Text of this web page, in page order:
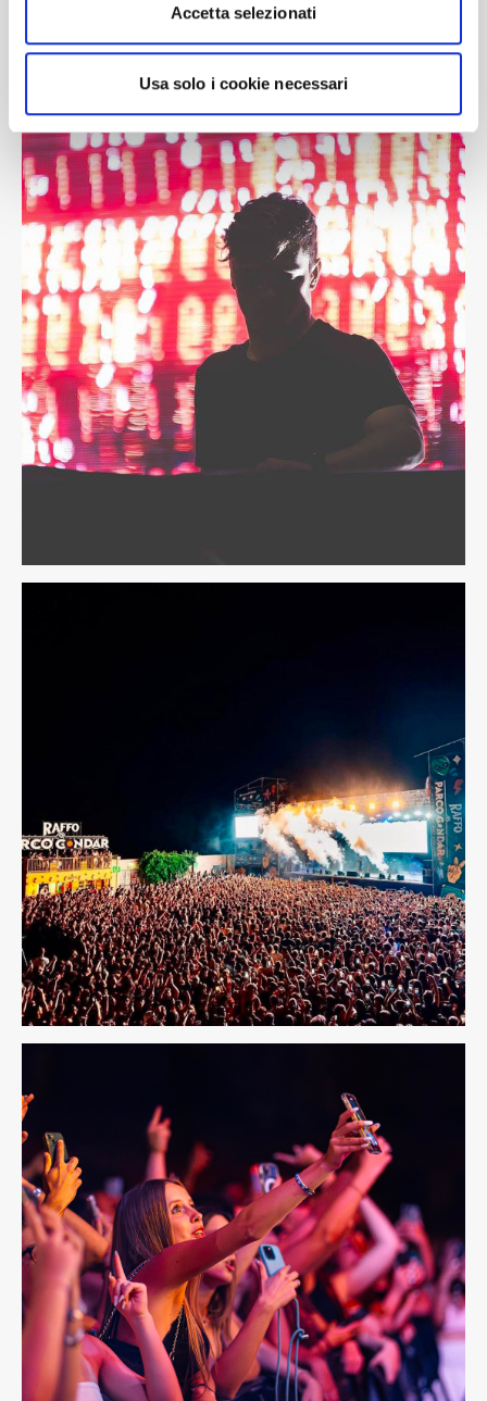
Utilizziamo i cookie per personalizzare contenuti ed
analizzare il nostro traffico. Condividiamo inoltre
informazioni sul modo in cui utilizza il nostro sito con i
nostri partner che si occupano di analisi dei dati web,
pubblicità e social media, i quali potrebbero combinarle
con altre informazioni che ha fornito loro o che hanno
raccolto dal suo utilizzo dei loro servizi.
Accetta selezionati
Usa solo i cookie necessari